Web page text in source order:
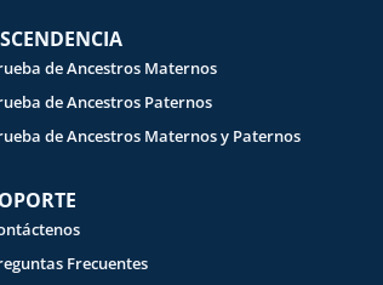
de Ancestros Maternos
de Ancestros Paternos
de Ancestros Maternos y Paternos
Frecuentes